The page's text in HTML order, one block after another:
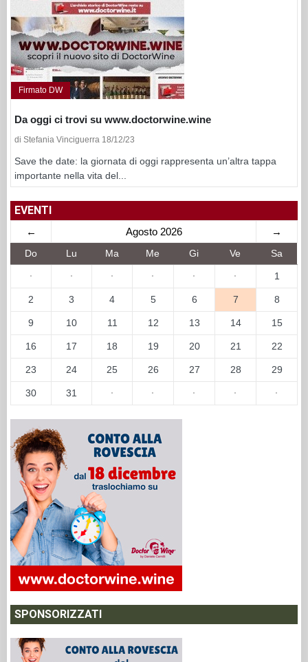
Firmato DW
Da oggi ci trovi su www.doctorwine.wine
di Stefania Vinciguerra 18/12/23
Save the date: la giornata di oggi rappresenta un’altra tappa
importante nella vita del...
EVENTI
← Agosto 2026 →
Do Lu Ma Me Gi Ve Sa
· · · · · · 1
2 3 4 5 6 7 8
9 10 11 12 13 14 15
16 17 18 19 20 21 22
23 24 25 26 27 28 29
30 31 · · · · ·
SPONSORIZZATI